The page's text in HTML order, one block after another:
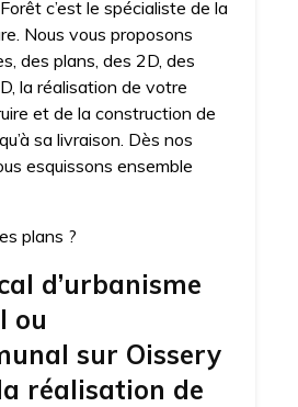
c’est le spécialiste de la
Nous vous proposons
des plans, des 2D, des
la réalisation de votre
et de la construction de
sa livraison. Dès nos
esquissons ensemble
plans ?
d’urbanisme
ou
sur Oissery
réalisation de